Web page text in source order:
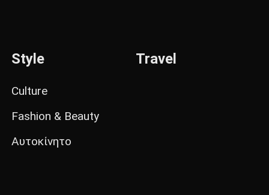
Style
Culture
Fashion & Beauty
Αυτοκίνητο
Travel